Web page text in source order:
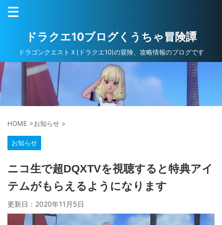
ドラクエ10ブログくうちゃ冒険譚
ドラゴンクエストＸ(ドラクエ10)の冒険、攻略情報のブログです
HOME >お知らせ >
お知らせ
ニコ生で超DQXTVを視聴すると特典アイ
テムがもらえるようになります
更新日： 2020年11月5日